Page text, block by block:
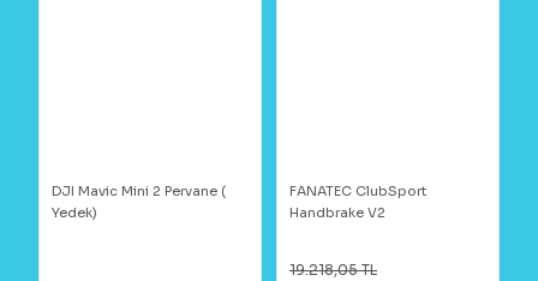
DJI Mavic Mini 2 Pervane (
Yedek)
FANATEC ClubSport
Handbrake V2
19.218,05 TL